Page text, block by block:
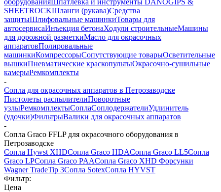
SHEETROCKШланги (рукава)Средства
защитыШлифовальные машинкиТовары для
автосервисаИнъекция бетонаХодули строительныеМашины
для дорожной разметкиМасло для окрасочных
аппаратовПолировальные
машинкиКомпрессорыСопутствующие товарыОсветительные
вышкиПневматические краскопультыОкрасочно-сушильные
камерыРемкомплекты
-
Сопла для окрасочных аппаратов в Петрозаводске
Пистолеты распылителиПоворотные
узлыРемкомплектыСоплаСоплодержателиУдлинитель
(удочки)ФильтрыВалики для окрасочных аппаратов
-
Сопла Graco FFLP для окрасочного оборудования в
Петрозаводске
Сопла Hywst XHDСопла Graco HDAСопла Graco LL5Сопла
Graco LPСопла Graco PAAСопла Graco XHD Форсунки
Wagner TradeTip 3Сопла SotexСопла HYVST
Фильтр:
Цена